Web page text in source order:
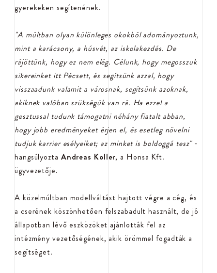
gyerekeken segítenének.
"A múltban olyan különleges okokból adományoztunk,
mint a karácsony, a húsvét, az iskolakezdés. De
rájöttünk, hogy ez nem elég. Célunk, hogy megosszuk
sikereinket itt Pécsett, és segítsünk azzal, hogy
visszaadunk valamit a városnak, segítsünk azoknak,
akiknek valóban szükségük van rá. Ha ezzel a
gesztussal tudunk támogatni néhány fiatalt abban,
hogy jobb eredményeket érjen el, és esetleg növelni
tudjuk karrier esélyeiket; az minket is boldoggá tesz"-
hangsúlyozta Andreas Koller, a Honsa Kft.
ügyvezetője.
A közelmúltban modellváltást hajtott végre a cég, és
a cserének köszönhetően felszabadult használt, de jó
állapotban lévő eszközöket ajánlották fel az
intézmény vezetőségének, akik örömmel fogadták a
segítséget.